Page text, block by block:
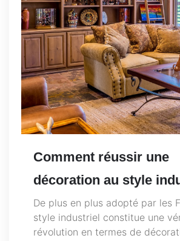
Comment réussir une
décoration au style
De plus en plus adopté par les
style industriel constitue une
révolution en termes de